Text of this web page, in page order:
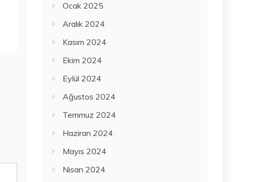
Ocak 2025
Aralık 2024
Kasım 2024
Ekim 2024
Eylül 2024
Ağustos 2024
Temmuz 2024
Haziran 2024
Mayıs 2024
Nisan 2024